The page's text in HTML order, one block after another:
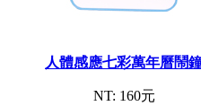
人體感應七彩萬年曆鬧
NT: 160元